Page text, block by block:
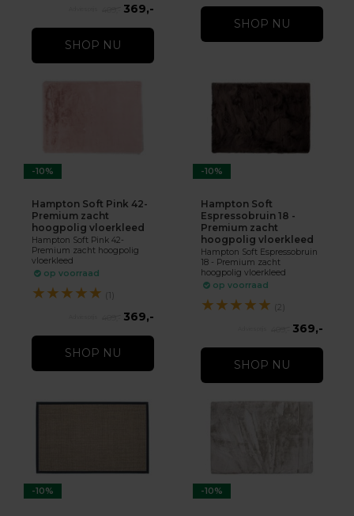
369,-
SHOP NU
SHOP NU
-10%
Hampton Soft Pink 42-
Premium zacht
hoogpolig vloerkleed
Hampton Soft Pink 42-
Premium zacht hoogpolig
vloerkleed
op voorraad
★★★★★ (1)
369,-
SHOP NU
-10%
Hampton Soft
Espressobruin 18 -
Premium zacht
hoogpolig vloerkleed
Hampton Soft Espressobruin
18 - Premium zacht
hoogpolig vloerkleed
op voorraad
★★★★★ (2)
369,-
SHOP NU
-10% -10%